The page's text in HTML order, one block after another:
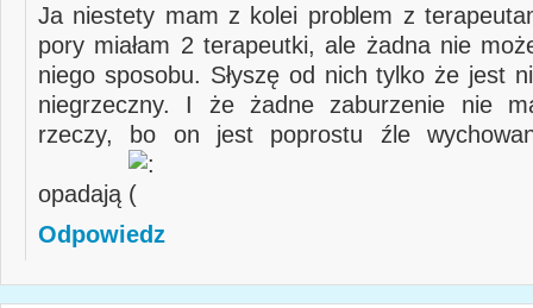
Ja niestety mam z kolei problem z
pory miałam 2 terapeutki, ale żadna nie
niego sposobu. Słyszę od nich tylko że jest
niegrzeczny. I że żadne zaburzenie nie
rzeczy, bo on jest poprostu źle
opadają
Odpowiedz